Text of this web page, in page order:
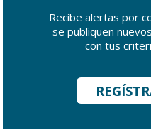
Recibe alertas por
se publiquen
con tus